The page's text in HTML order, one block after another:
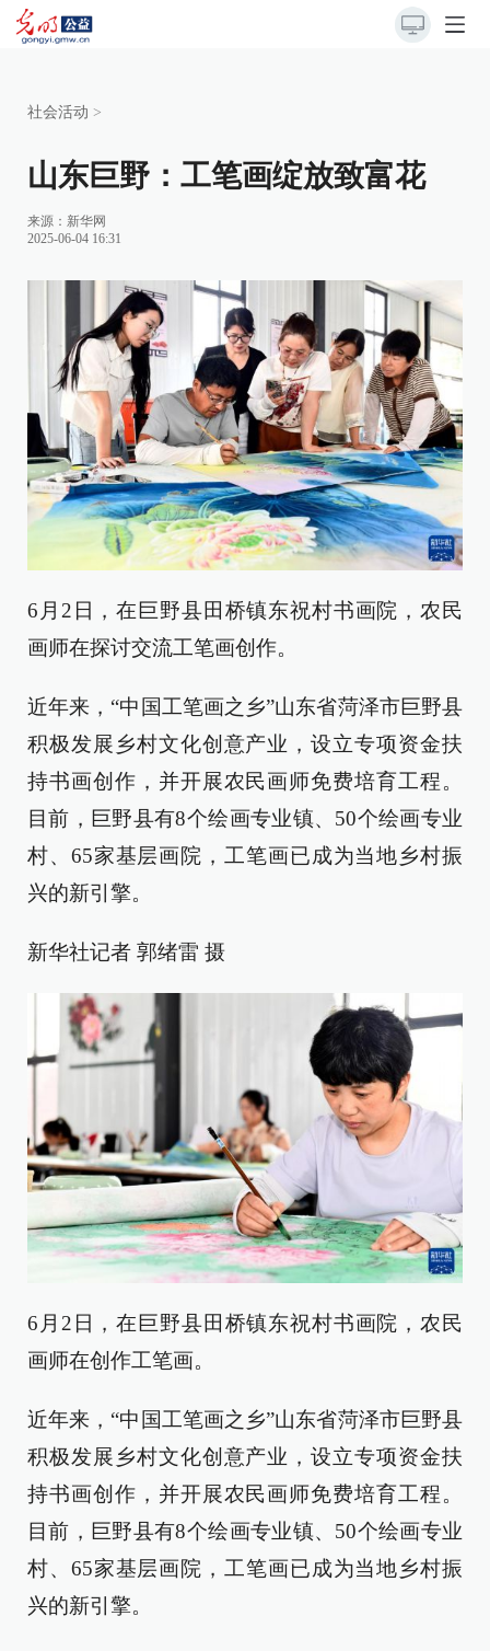
社会活动 >
山东巨野：工笔画绽放致富花
来源： 新华网
2025-06-04 16:31
6月2日，在巨野县田桥镇东祝村书画院，农民
画师在探讨交流工笔画创作。
近年来，“中国工笔画之乡”山东省菏泽市巨野县
积极发展乡村文化创意产业，设立专项资金扶
持书画创作，并开展农民画师免费培育工程。
目前，巨野县有8个绘画专业镇、50个绘画专业
村、65家基层画院，工笔画已成为当地乡村振
兴的新引擎。
新华社记者 郭绪雷 摄
6月2日，在巨野县田桥镇东祝村书画院，农民
画师在创作工笔画。
近年来，“中国工笔画之乡”山东省菏泽市巨野县
积极发展乡村文化创意产业，设立专项资金扶
持书画创作，并开展农民画师免费培育工程。
目前，巨野县有8个绘画专业镇、50个绘画专业
村、65家基层画院，工笔画已成为当地乡村振
兴的新引擎。